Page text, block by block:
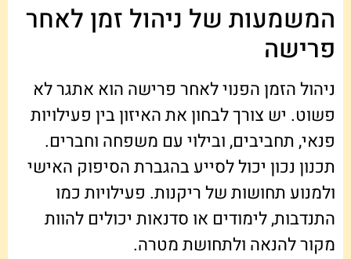
המשמעות של ניהול זמן לאחר
פרישה
ניהול הזמן הפנוי לאחר פרישה הוא אתגר לא
פשוט. יש צורך לבחון את האיזון בין פעילויות
פנאי, תחביבים, ובילוי עם משפחה וחברים.
תכנון נכון יכול לסייע בהגברת הסיפוק האישי
ולמנוע תחושות של ריקנות. פעילויות כמו
התנדבות, לימודים או סדנאות יכולים להוות
מקור להנאה ולתחושת מטרה.